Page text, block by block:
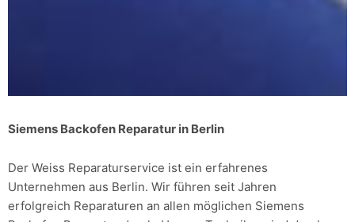
Siemens Backofen Reparatur in Berlin
Der Weiss Reparaturservice ist ein erfahrenes
Unternehmen aus Berlin. Wir führen seit Jahren
erfolgreich Reparaturen an allen möglichen Siemens